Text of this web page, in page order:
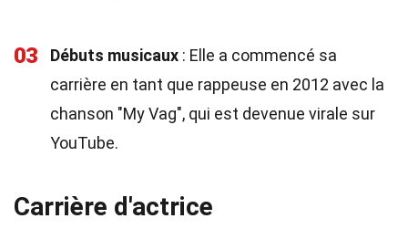
03 Débuts musicaux : Elle a commencé sa
carrière en tant que rappeuse en 2012 avec la
chanson "My Vag", qui est devenue virale sur
YouTube.
Carrière d'actrice